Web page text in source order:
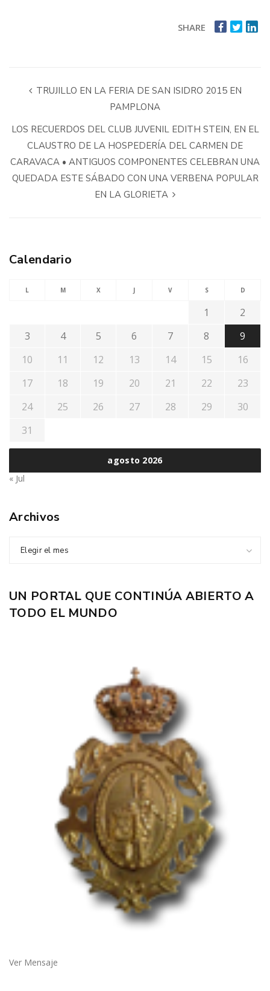
SHARE
TRUJILLO EN LA FERIA DE SAN ISIDRO 2015 EN
PAMPLONA
LOS RECUERDOS DEL CLUB JUVENIL EDITH STEIN, EN EL
CLAUSTRO DE LA HOSPEDERÍA DEL CARMEN DE
CARAVACA • ANTIGUOS COMPONENTES CELEBRAN UNA
QUEDADA ESTE SÁBADO CON UNA VERBENA POPULAR
EN LA GLORIETA
Calendario
agosto 2026
L M X J V S D
1
2
3
4 5 6 7 8
9
10
11 12 13 14 15
16
17
18 19 20 21 22
23
24
25 26 27 28 29
30
31
« Jul
Archivos
Elegir el mes
UN PORTAL QUE CONTINÚA ABIERTO A
TODO EL MUNDO
Ver Mensaje